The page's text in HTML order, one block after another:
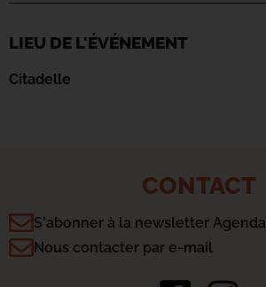
LIEU DE L'ÉVÉNEMENT
Citadelle
CONTACT
S'abonner à la newsletter Agenda
Nous contacter par e-mail